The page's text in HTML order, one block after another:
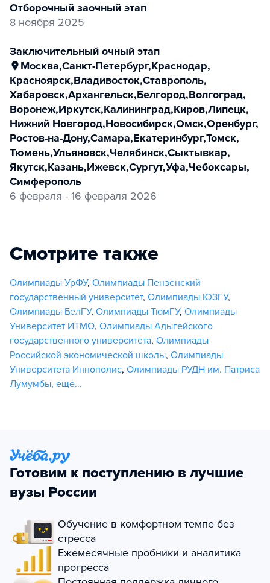
отборочный заочный этап
8 ноября 2025
заключительный очный этап
Москва,Санкт-Петербург,Краснодар,
Красноярск,Владивосток,Ставрополь,
Хабаровск,Архангельск,Белгород,Волгоград,
Воронеж,Иркутск,Калининград,Киров,Липецк,
Нижний Новгород,Новосибирск,Омск,Оренбург,
Ростов-на-Дону,Самара,Екатеринбург,Томск,
Тюмень,Ульяновск,Челябинск,Сыктывкар,
Якутск,Казань,Ижевск,Сургут,Уфа,Чебоксары,
Симферополь
6 февраля - 16 февраля 2026
Смотрите также
Олимпиады УрФУ, Олимпиады Пензенский
государственный университет, Олимпиады ЮЗГУ,
Олимпиады БелГУ, Олимпиады ТюмГУ, Олимпиады
Университет ИТМО, Олимпиады Адыгейского
государственного университета, Олимпиады
Российской экономической школы, Олимпиады
Университета Иннополис, Олимпиады РУДН им. Патриса
Лумумбы, еще...
Готовим к поступлению в лучшие
вузы России
Обучение в комфортном темпе без
стресса
Ежемесячные пробники и аналитика
прогресса